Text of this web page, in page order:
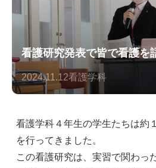
看護研究発表で皆で看護を
2024.11.12看護学科
看護学科４年生の学生たちは約
を行ってきました。
この看護研究は、実習で関わっ